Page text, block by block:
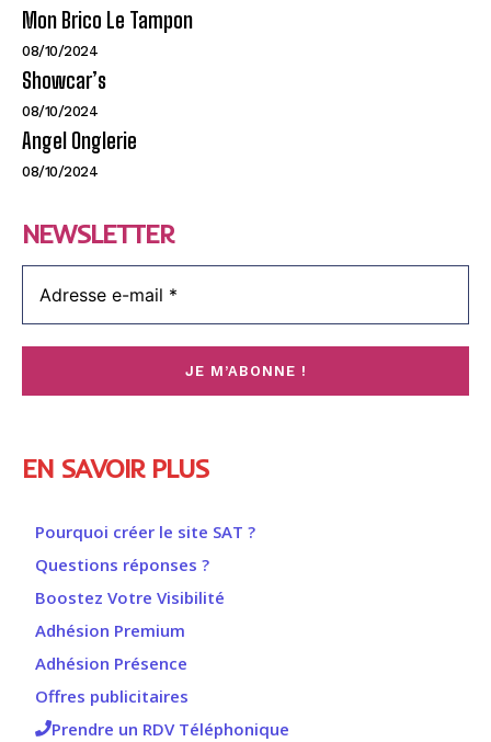
Mon Brico Le Tampon
08/10/2024
Showcar’s
08/10/2024
Angel Onglerie
08/10/2024
NEWSLETTER
EN SAVOIR PLUS
Pourquoi créer le site SAT ?
Questions réponses ?
Boostez Votre Visibilité
Adhésion Premium
Adhésion Présence
Offres publicitaires
Prendre un RDV Téléphonique